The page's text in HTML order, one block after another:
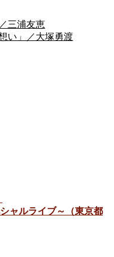
三浦友恵
い」／大塚勇渡
ャルライブ～（東京都